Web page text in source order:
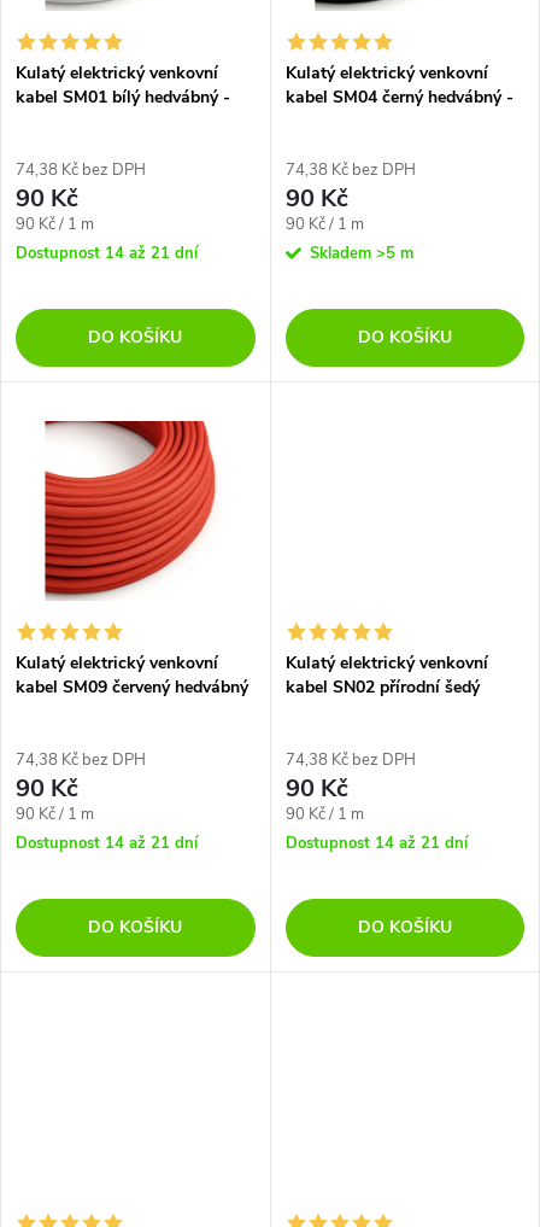
í
p
r
o
d
u
k
s
p
r
o
d
u
Kulatý elektrický venkovní
kabel SM01 bílý hedvábný -
74,38 Kč bez DPH
90 Kč
Měrná
cena:
90 Kč / 1 m
Dostupnost 14 až 21 dní
DO KOŠÍKU
Kulatý elektrický venkovní
kabel SM04 černý hedvábný -
74,38 Kč bez DPH
90 Kč
Měrná
cena:
90 Kč / 1 m
Skladem >5 m
DO KOŠÍKU
Kulatý elektrický venkovní
kabel SM09 červený hedvábný
74,38 Kč bez DPH
90 Kč
Měrná
cena:
90 Kč / 1 m
Dostupnost 14 až 21 dní
DO KOŠÍKU
Kulatý elektrický venkovní
kabel SN02 přírodní šedý
74,38 Kč bez DPH
90 Kč
Měrná
cena:
90 Kč / 1 m
Dostupnost 14 až 21 dní
DO KOŠÍKU